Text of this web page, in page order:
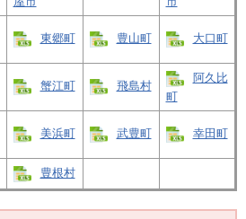
東郷町 豊山町 大口町
蟹江町 飛島村
阿久比
町
美浜町 武豊町 幸田町
豊根村